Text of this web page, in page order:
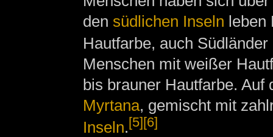
den südlichen Inseln leben
Hautfarbe, auch Südländer
Menschen mit weißer
bis brauner Hautfarbe. Auf
Myrtana, gemischt mit
Inseln.[5][6]